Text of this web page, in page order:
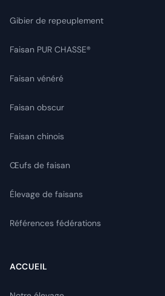
Gibier de repeuplement
Faisan PUR CHASSE®
Faisan vénéré
Faisan obscur
Faisan chinois
Œufs de faisan
Élevage de faisans
Références fédérations
ACCUEIL